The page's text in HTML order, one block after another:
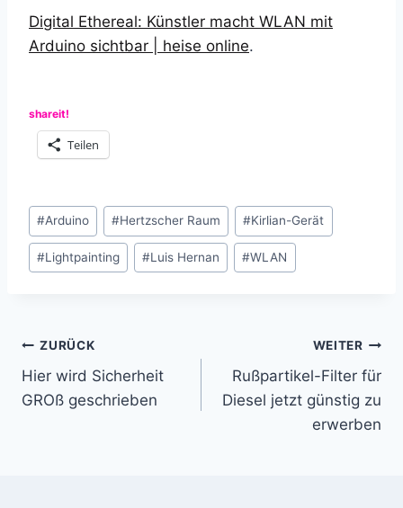
Digital Ethereal: Künstler macht WLAN mit
Arduino sichtbar | heise online.
shareit!
Teilen
Schlagworte:
#Arduino #Hertzscher Raum #Kirlian-Gerät
#Lightpainting #Luis Hernan #WLAN
Beitragsnavigation
ZURÜCK
Hier wird Sicherheit
GROß geschrieben
WEITER
Rußpartikel-Filter für
Diesel jetzt günstig zu
erwerben